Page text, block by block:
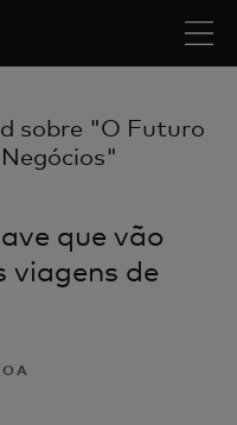
sobre "O Futuro
que vão
viagens de